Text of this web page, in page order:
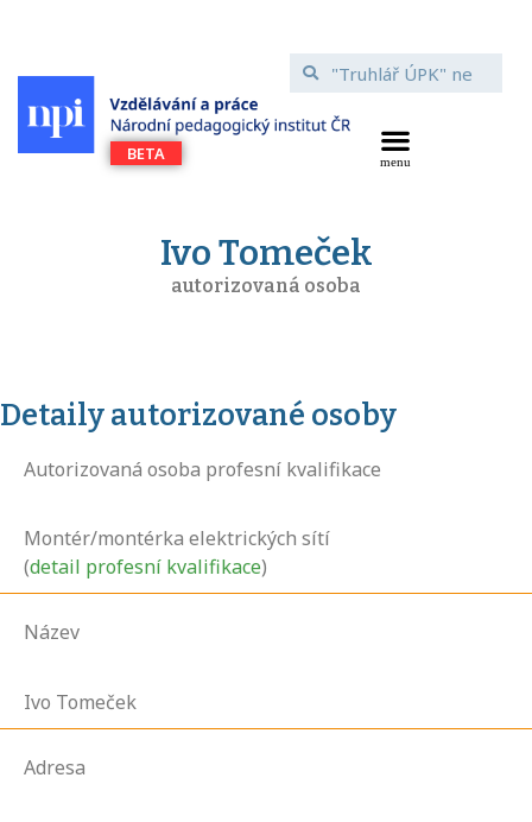
Ivo Tomeček
autorizovaná osoba
Detaily autorizované osoby
Autorizovaná osoba profesní kvalifikace
Montér/montérka elektrických sítí
(detail profesní kvalifikace)
Název
Ivo Tomeček
Adresa